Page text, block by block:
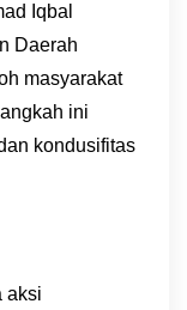
Iqbal
Daerah
masyarakat
ini
kondusifitas
aksi